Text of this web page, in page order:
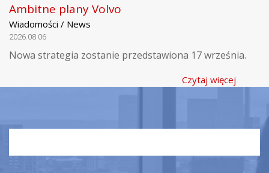
Ambitne plany Volvo
Wiadomości / News
2026.08.06
Nowa strategia zostanie przedstawiona 17 września.
Czytaj więcej